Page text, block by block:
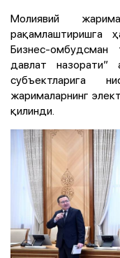
Молиявий
рақамлаштиришга
Бизнес-омбудсман
давлат назорати”
субъектларига
жарималарнинг
қилинди.